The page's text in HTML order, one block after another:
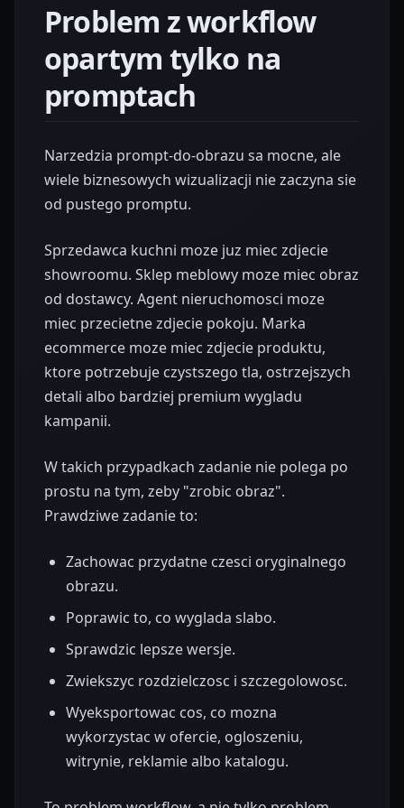
Problem z workflow
opartym tylko na
promptach
Narzedzia prompt-do-obrazu sa mocne, ale
wiele biznesowych wizualizacji nie zaczyna sie
od pustego promptu.
Sprzedawca kuchni moze juz miec zdjecie
showroomu. Sklep meblowy moze miec obraz
od dostawcy. Agent nieruchomosci moze
miec przecietne zdjecie pokoju. Marka
ecommerce moze miec zdjecie produktu,
ktore potrzebuje czystszego tla, ostrzejszych
detali albo bardziej premium wygladu
kampanii.
W takich przypadkach zadanie nie polega po
prostu na tym, zeby "zrobic obraz".
Prawdziwe zadanie to:
Zachowac przydatne czesci oryginalnego
obrazu.
Poprawic to, co wyglada slabo.
Sprawdzic lepsze wersje.
Zwiekszyc rozdzielczosc i szczegolowosc.
Wyeksportowac cos, co mozna
wykorzystac w ofercie, ogloszeniu,
witrynie, reklamie albo katalogu.